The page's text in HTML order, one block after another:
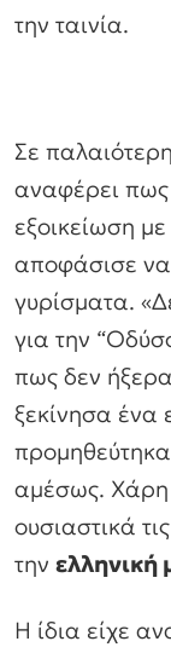
την ταινία.
Σε
αναφέρει πως
εξοικείωση
αποφάσισε να
γυρίσματα.
για την
πως δεν ήξερα
ξεκίνησα ένα
αμέσως. Χάρη
ουσιαστικά
την ελληνική
Η ίδια είχε